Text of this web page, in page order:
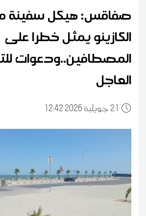
صفاقس: هيكل سفينة
الكازينو يمثل خطرا على
المصطافين..ودعوات
العاجل
21 12:42 2026 جويلية